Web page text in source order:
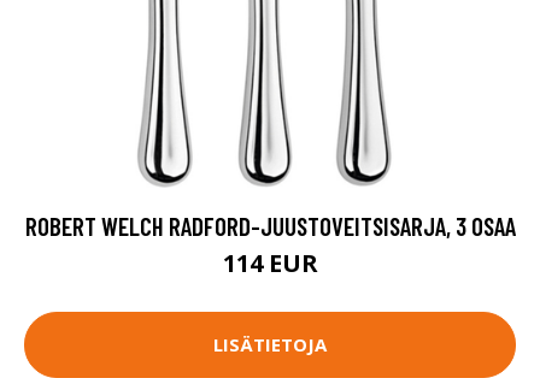
ROBERT WELCH RADFORD-JUUSTOVEITSISARJA, 3 OSAA
114 EUR
LISÄTIETOJA